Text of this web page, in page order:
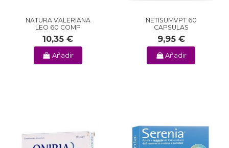
NATURA VALERIANA
LEO 60 COMP
10,35 €
Añadir
NETISUMVPT 60
CAPSULAS
9,95 €
Añadir